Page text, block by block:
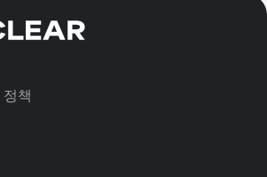
CertiK와 Cyberscope의 감
책